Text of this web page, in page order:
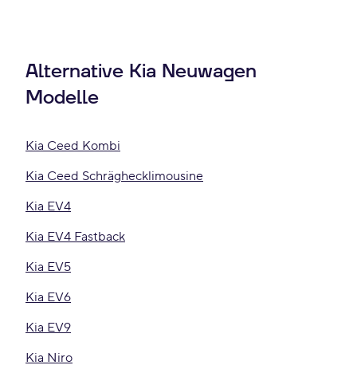
Alternative Kia Neuwagen
Modelle
Kia Ceed Kombi
Kia Ceed Schräghecklimousine
Kia EV4
Kia EV4 Fastback
Kia EV5
Kia EV6
Kia EV9
Kia Niro